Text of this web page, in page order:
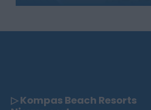
▷ Kompas Beach Resorts